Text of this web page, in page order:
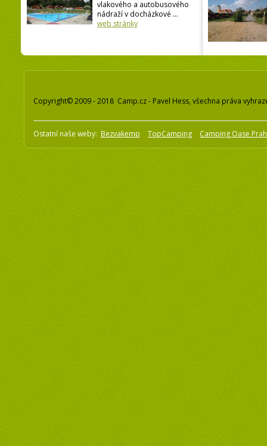
vlakového a autobusového
nádraží v docházkové ...
web stránky
Copyright© 2009 - 2018 Camp.cz - Pavel Hess, všechna práva
Ostatní naše weby: Bezvakemp TopCamping Camping Oase